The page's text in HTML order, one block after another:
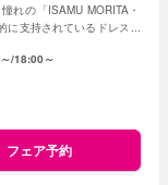
の「ISAMU MORITA・
に支持されているドレスと
18:00～
フェア予約